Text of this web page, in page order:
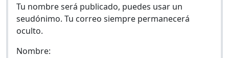
Tu nombre será publicado, puedes usar un
seudónimo. Tu correo siempre permanecerá
oculto.
Nombre: